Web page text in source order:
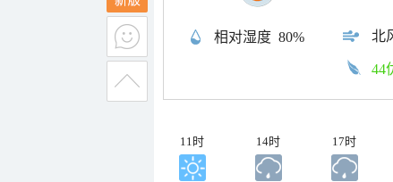
相对湿度 80% 北
44
11时 14时 17时